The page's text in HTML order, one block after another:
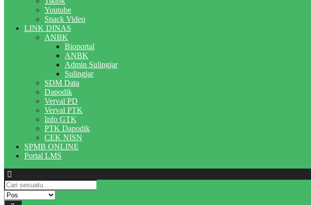
Youtube
Snack Video
LINK DINAS
ANBK
Bioportal
ANBK
Admin Sulingjar
Sulingjar
SDM Data
Dapodik
Verval PD
Verval PTK
Info GTK
PTK Dapodik
CEK NISN
SPMB ONLINE
Portal LMS